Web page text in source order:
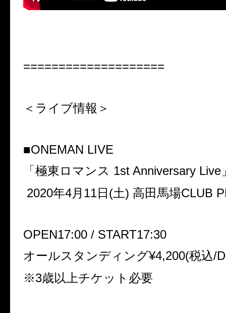
====================
＜ライブ情報＞
■ONEMAN LIVE
「極東ロマンス 1st Anniversary Live
2020年4月11日(土) 高田馬場CLUB
OPEN17:00 / START17:30
オールスタンディング¥4,200(税込/
※3歳以上チケット必要